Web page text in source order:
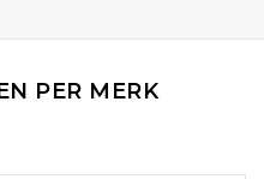
PER MERK